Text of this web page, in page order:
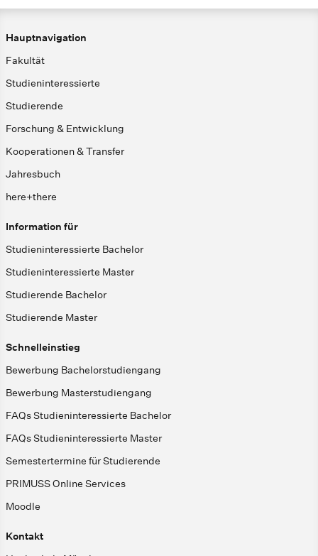
Hauptnavigation
Fakultät
Studieninteressierte
Studierende
Forschung & Entwicklung
Kooperationen & Transfer
Jahresbuch
here+there
Information für
Studieninteressierte Bachelor
Studieninteressierte Master
Studierende Bachelor
Studierende Master
Schnelleinstieg
Bewerbung Bachelorstudiengang
Bewerbung Masterstudiengang
FAQs Studieninteressierte Bachelor
FAQs Studieninteressierte Master
Semestertermine für Studierende
PRIMUSS Online Services
Moodle
Kontakt